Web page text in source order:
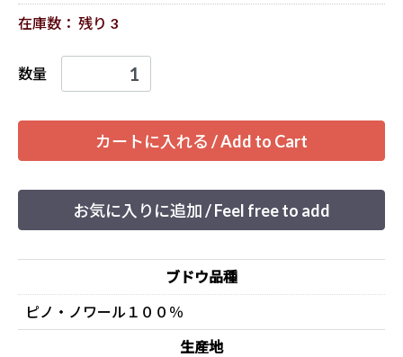
在庫数： 残り 3
数量
カートに入れる / Add to Cart
お気に入りに追加 / Feel free to add
ブドウ品種
ピノ・ノワール１００％
生産地